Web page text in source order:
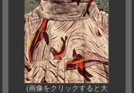
(画像をクリックすると大